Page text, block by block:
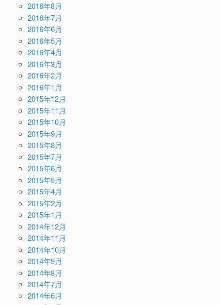
2016年8月
2016年7月
2016年6月
2016年5月
2016年4月
2016年3月
2016年2月
2016年1月
2015年12月
2015年11月
2015年10月
2015年9月
2015年8月
2015年7月
2015年6月
2015年5月
2015年4月
2015年2月
2015年1月
2014年12月
2014年11月
2014年10月
2014年9月
2014年8月
2014年7月
2014年6月